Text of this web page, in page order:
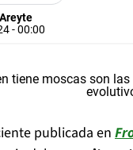
- 00:00
publicada en